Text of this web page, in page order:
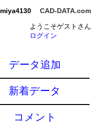
miya4130
CAD-DATA.com
ようこそゲストさん
ログイン
データ追加
新着データ
コメント